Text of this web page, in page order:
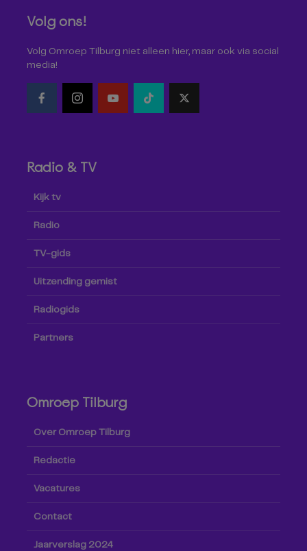
Volg ons!
Volg Omroep Tilburg niet alleen hier, maar ook via social
media!
Radio & TV
Kijk tv
Radio
TV-gids
Uitzending gemist
Radiogids
Partners
Omroep Tilburg
Over Omroep Tilburg
Redactie
Vacatures
Contact
Jaarverslag 2024